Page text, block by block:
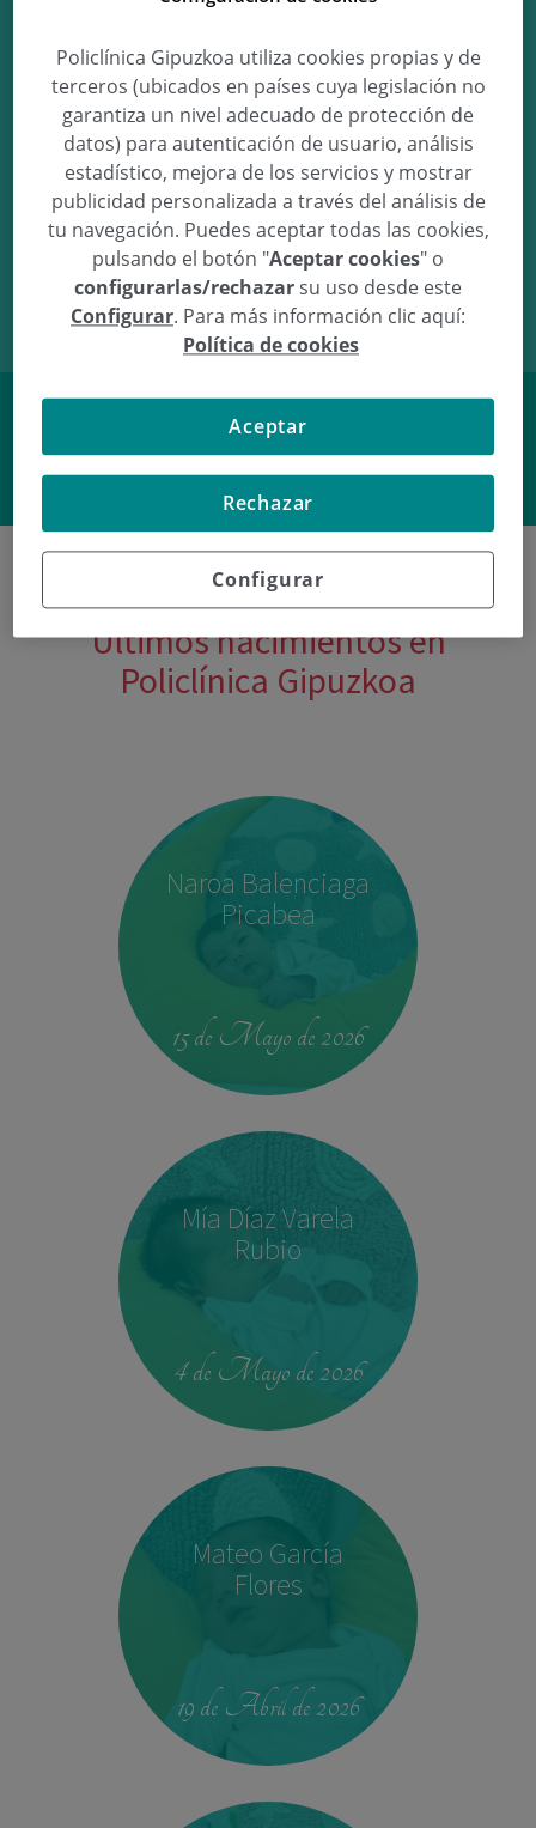
Ongi etorri Sara!
Sara Izaguirre Rejas
18/09/17 20:18 2,84Kg 49cm
Facebook Twitter
Últimos nacimientos en
Policlínica Gipuzkoa
Naroa Balenciaga
Picabea
15 de Mayo de 2026
Mía Díaz Varela
Rubio
4 de Mayo de 2026
Mateo García
Flores
19 de Abril de 2026
Policlínica Gipuzkoa utiliza cookies propias y de
terceros (ubicados en países cuya legislación no
garantiza un nivel adecuado de protección de
datos) para autenticación de usuario, análisis
estadístico, mejora de los servicios y mostrar
publicidad personalizada a través del análisis de
tu navegación. Puedes aceptar todas las cookies,
pulsando el botón "Aceptar cookies" o
configurarlas/rechazarsu uso desde este
Configurar. Para más información clic aquí:
Política de cookies
Configurar
Rechazar
Aceptar